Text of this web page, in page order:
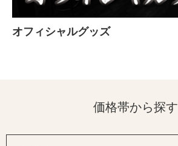
オフィシャルグッズ
価格帯から探す